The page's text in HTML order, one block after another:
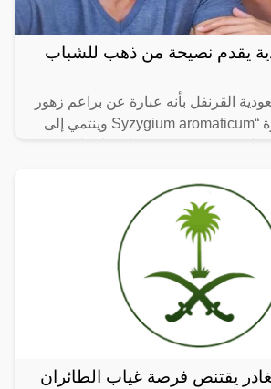
يقدم نصيحة من ذهب للشباب
القرنفل بأنه عبارة عن براعم زهور
مجففة من شجرة “Syzygium aromaticum وينتمي إلى
يقتنص فرصة غياب الطائران